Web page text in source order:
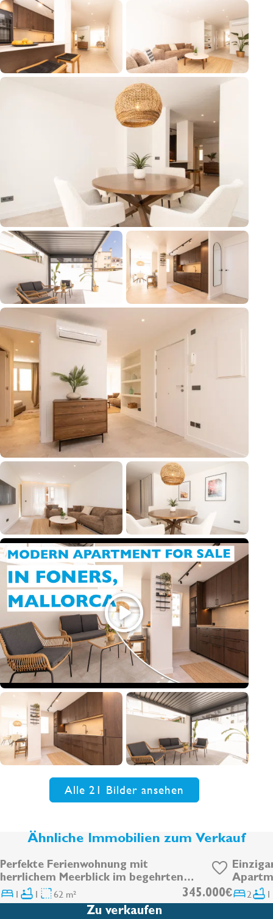
Alle 21 Bilder ansehen
Ähnliche Immobilien zum Verkauf
Perfekte Ferienwohnung mit
herrlichem Meerblick im begehrten
Cala Mayor
1 1 62 m² 345.000€ 2
1
Zu verkaufen